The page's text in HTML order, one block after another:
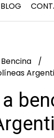
BLOG
Bencina